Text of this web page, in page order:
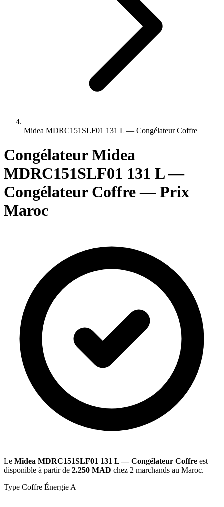
Midea MDRC151SLF01 131 L — Congélateur Coffre
Congélateur Midea
MDRC151SLF01 131 L —
Congélateur Coffre — Prix
Maroc
Le Midea MDRC151SLF01 131 L — Congélateur Coffre est
disponible à partir de 2.250 MAD chez 2 marchands au Maroc.
Type Coffre Énergie A